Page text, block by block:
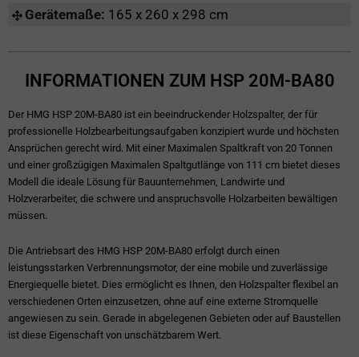
Gerätemaße: 165 x 260 x 298 cm
INFORMATIONEN ZUM HSP 20M-BA80
Der HMG HSP 20M-BA80 ist ein beeindruckender Holzspalter, der für
professionelle Holzbearbeitungsaufgaben konzipiert wurde und höchsten
Ansprüchen gerecht wird. Mit einer Maximalen Spaltkraft von 20 Tonnen
und einer großzügigen Maximalen Spaltgutlänge von 111 cm bietet dieses
Modell die ideale Lösung für Bauunternehmen, Landwirte und
Holzverarbeiter, die schwere und anspruchsvolle Holzarbeiten bewältigen
müssen.
Die Antriebsart des HMG HSP 20M-BA80 erfolgt durch einen
leistungsstarken Verbrennungsmotor, der eine mobile und zuverlässige
Energiequelle bietet. Dies ermöglicht es Ihnen, den Holzspalter flexibel an
verschiedenen Orten einzusetzen, ohne auf eine externe Stromquelle
angewiesen zu sein. Gerade in abgelegenen Gebieten oder auf Baustellen
ist diese Eigenschaft von unschätzbarem Wert.